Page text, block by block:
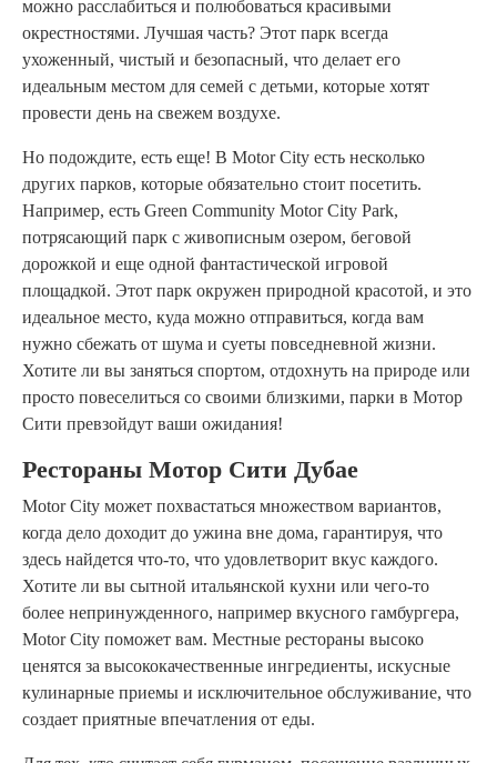
можно расслабиться и полюбоваться красивыми
окрестностями. Лучшая часть? Этот парк всегда
ухоженный, чистый и безопасный, что делает его
идеальным местом для семей с детьми, которые хотят
провести день на свежем воздухе.
Но подождите, есть еще! В Motor City есть несколько
других парков, которые обязательно стоит посетить.
Например, есть Green Community Motor City Park,
потрясающий парк с живописным озером, беговой
дорожкой и еще одной фантастической игровой
площадкой. Этот парк окружен природной красотой, и это
идеальное место, куда можно отправиться, когда вам
нужно сбежать от шума и суеты повседневной жизни.
Хотите ли вы заняться спортом, отдохнуть на природе или
просто повеселиться со своими близкими, парки в Мотор
Сити превзойдут ваши ожидания!
Рестораны Мотор Сити Дубае
Motor City может похвастаться множеством вариантов,
когда дело доходит до ужина вне дома, гарантируя, что
здесь найдется что-то, что удовлетворит вкус каждого.
Хотите ли вы сытной итальянской кухни или чего-то
более непринужденного, например вкусного гамбургера,
Motor City поможет вам. Местные рестораны высоко
ценятся за высококачественные ингредиенты, искусные
кулинарные приемы и исключительное обслуживание, что
создает приятные впечатления от еды.